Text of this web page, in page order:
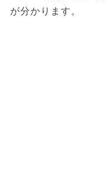
が分かります。